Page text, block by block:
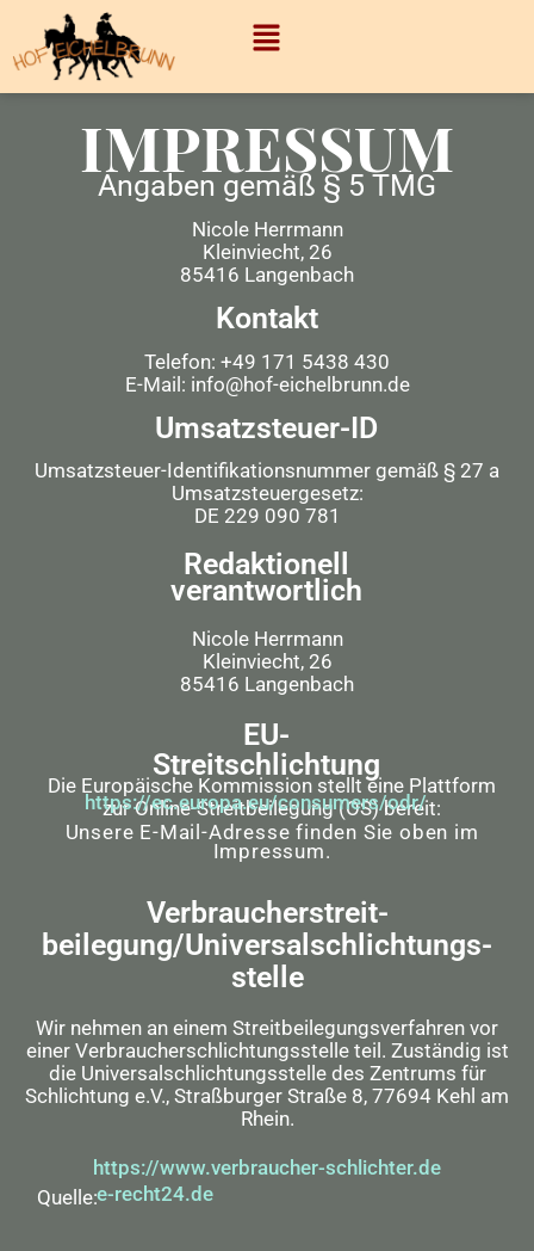
IMPRESSUM
Angaben gemäß § 5 TMG
Nicole Herrmann
Kleinviecht, 26
85416 Langenbach
Kontakt
Telefon: +49 171 5438 430
E-Mail: info@hof-eichelbrunn.de
Umsatzsteuer-ID
Umsatzsteuer-Identifikationsnummer gemäß § 27 a
Umsatzsteuergesetz:
DE 229 090 781
Redaktionell
verantwortlich
Nicole Herrmann
Kleinviecht, 26
85416 Langenbach
EU-
Streitschlichtung
Die Europäische Kommission stellt eine Plattform
zur Online-Streitbeilegung (OS) bereit:
https://ec.europa.eu/consumers/odr/
Unsere E-Mail-Adresse finden Sie oben im
Impressum.
Verbraucher­streit­
beilegung/Universal­schlichtungs­
stelle
Wir nehmen an einem Streitbeilegungsverfahren vor
einer Verbraucherschlichtungsstelle teil. Zuständig ist
die Universalschlichtungsstelle des Zentrums für
Schlichtung e.V., Straßburger Straße 8, 77694 Kehl am
Rhein.
https://www.verbraucher-schlichter.de
Quelle:e-recht24.de